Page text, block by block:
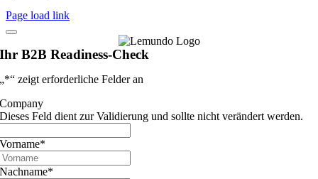
Page load link
Ihr B2B Readiness-Check
„*“ zeigt erforderliche Felder an
Company
Dieses Feld dient zur Validierung und sollte nicht verändert werden.
Vorname*
Nachname*